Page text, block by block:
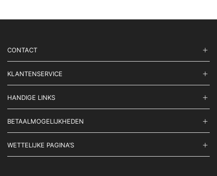
CONTACT
KLANTENSERVICE
HANDIGE LINKS
BETAALMOGELIJKHEDEN
WETTELIJKE PAGINA’S